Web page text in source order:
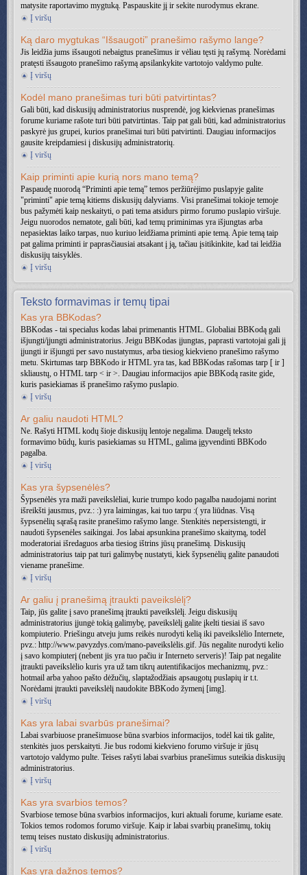
matysite raportavimo mygtuką. Paspauskite jį ir sekite nurodymus ekrane.
Į viršų
Ką daro mygtukas “Išsaugoti” pranešimo rašymo lange?
Jis leidžia jums išsaugoti nebaigtus pranešimus ir vėliau tęsti jų rašymą. Norėdami
pratęsti išsaugoto pranešimo rašymą apsilankykite vartotojo valdymo pulte.
Į viršų
Kodėl mano pranešimas turi būti patvirtintas?
Gali būti, kad diskusijų administratorius nusprendė, jog kiekvienas pranešimas
forume kuriame rašote turi būti patvirtintas. Taip pat gali būti, kad administratorius
paskyrė jus grupei, kurios pranešimai turi būti patvirtinti. Daugiau informacijos
gausite kreipdamiesi į diskusijų administratorių.
Į viršų
Kaip priminti apie kurią nors mano temą?
Paspaudę nuorodą “Priminti apie temą” temos peržiūrėjimo puslapyje galite
"priminti" apie temą kitiems diskusijų dalyviams. Visi pranešimai tokioje temoje
bus pažymėti kaip neskaityti, o pati tema atsidurs pirmo forumo puslapio viršuje.
Jeigu nuorodos nematote, gali būti, kad temų priminimas yra išjungtas arba
nepasiektas laiko tarpas, nuo kuriuo leidžiama priminti apie temą. Apie temą taip
pat galima priminti ir paprasčiausiai atsakant į ją, tačiau įsitikinkite, kad tai leidžia
diskusijų taisyklės.
Į viršų
Teksto formavimas ir temų tipai
Kas yra BBKodas?
BBKodas - tai specialus kodas labai primenantis HTML. Globaliai BBKodą gali
išjungti/įjungti administratorius. Jeigu BBKodas įjungtas, paprasti vartotojai gali jį
įjungti ir išjungti per savo nustatymus, arba tiesiog kiekvieno pranešimo rašymo
metu. Skirtumas tarp BBKodo ir HTML yra tas, kad BBKodas rašomas tarp [ ir ]
skliaustų, o HTML tarp < ir >. Daugiau informacijos apie BBKodą rasite gide,
kuris pasiekiamas iš pranešimo rašymo puslapio.
Į viršų
Ar galiu naudoti HTML?
Ne. Rašyti HTML kodų šioje diskusijų lentoje negalima. Daugelį teksto
formavimo būdų, kuris pasiekiamas su HTML, galima įgyvendinti BBKodo
pagalba.
Į viršų
Kas yra šypsenėlės?
Šypsenėlės yra maži paveikslėliai, kurie trumpo kodo pagalba naudojami norint
išreikšti jausmus, pvz.: :) yra laimingas, kai tuo tarpu :( yra liūdnas. Visą
šypsenėlių sąrašą rasite pranešimo rašymo lange. Stenkitės nepersistengti, ir
naudoti šypsenėles saikingai. Jos labai apsunkina pranešimo skaitymą, todėl
moderatoriai išredaguos arba tiesiog ištrins jūsų pranešimą. Diskusijų
administratorius taip pat turi galimybę nustatyti, kiek šypsenėlių galite panaudoti
viename pranešime.
Į viršų
Ar galiu į pranešimą įtraukti paveikslėlį?
Taip, jūs galite į savo pranešimą įtraukti paveikslėlį. Jeigu diskusijų
administratorius įjungė tokią galimybę, paveikslėlį galite įkelti tiesiai iš savo
kompiuterio. Priešingu atveju jums reikės nurodyti kelią iki paveikslėlio Internete,
pvz.: http://www.pavyzdys.com/mano-paveikslėlis.gif. Jūs negalite nurodyti kelio
į savo kompiuterį (nebent jis yra tuo pačiu ir Interneto serveris)! Taip pat negalite
įtraukti paveikslėlio kuris yra už tam tikrų autentifikacijos mechanizmų, pvz.:
hotmail arba yahoo pašto dėžučių, slaptažodžiais apsaugotų puslapių ir t.t.
Norėdami įtraukti paveikslėlį naudokite BBKodo žymenį [img].
Į viršų
Kas yra labai svarbūs pranešimai?
Labai svarbiuose pranešimuose būna svarbios informacijos, todėl kai tik galite,
stenkitės juos perskaityti. Jie bus rodomi kiekvieno forumo viršuje ir jūsų
vartotojo valdymo pulte. Teises rašyti labai svarbius pranešimus suteikia diskusijų
administratorius.
Į viršų
Kas yra svarbios temos?
Svarbiose temose būna svarbios informacijos, kuri aktuali forume, kuriame esate.
Tokios temos rodomos forumo viršuje. Kaip ir labai svarbių pranešimų, tokių
temų teises nustato diskusijų administratorius.
Į viršų
Kas yra dažnos temos?